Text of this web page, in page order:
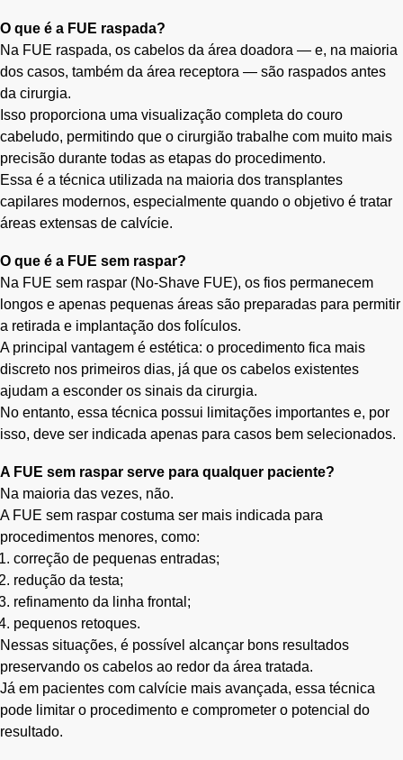
O que é a FUE raspada?
Na FUE raspada, os cabelos da área doadora — e, na maioria
dos casos, também da área receptora — são raspados antes
da cirurgia.
Isso proporciona uma visualização completa do couro
cabeludo, permitindo que o cirurgião trabalhe com muito mais
precisão durante todas as etapas do procedimento.
Essa é a técnica utilizada na maioria dos transplantes
capilares modernos, especialmente quando o objetivo é tratar
áreas extensas de calvície.
O que é a FUE sem raspar?
Na FUE sem raspar (No-Shave FUE), os fios permanecem
longos e apenas pequenas áreas são preparadas para permitir
a retirada e implantação dos folículos.
A principal vantagem é estética: o procedimento fica mais
discreto nos primeiros dias, já que os cabelos existentes
ajudam a esconder os sinais da cirurgia.
No entanto, essa técnica possui limitações importantes e, por
isso, deve ser indicada apenas para casos bem selecionados.
A FUE sem raspar serve para qualquer paciente?
Na maioria das vezes, não.
A FUE sem raspar costuma ser mais indicada para
procedimentos menores, como:
correção de pequenas entradas;
redução da testa;
refinamento da linha frontal;
pequenos retoques.
Nessas situações, é possível alcançar bons resultados
preservando os cabelos ao redor da área tratada.
Já em pacientes com calvície mais avançada, essa técnica
pode limitar o procedimento e comprometer o potencial do
resultado.